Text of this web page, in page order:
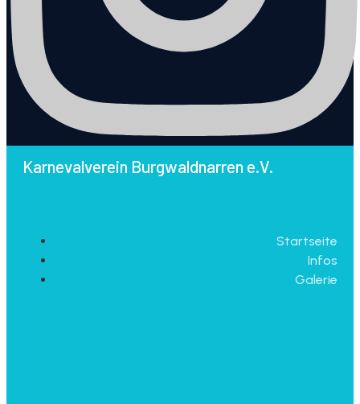
Karnevalverein Burgwaldnarren e.V.
Startseite
Infos
Galerie